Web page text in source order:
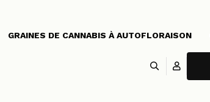
GRAINES DE CANNABIS À AUTOFLORAISON